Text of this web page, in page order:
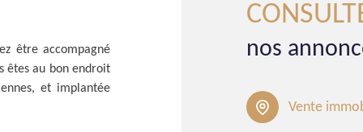
nos
Vente
être accompagné
êtes au bon endroit
et implantée